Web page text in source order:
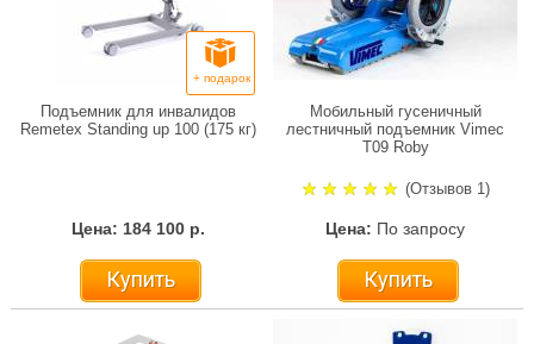
+ подарок
Подъемник для инвалидов
Remetex Standing up 100 (175 кг)
Цена: 184 100 р.
Купить
Мобильный гусеничный
лестничный подъемник Vimec
Т09 Roby
(Отзывов 1)
Цена: По запросу
Купить